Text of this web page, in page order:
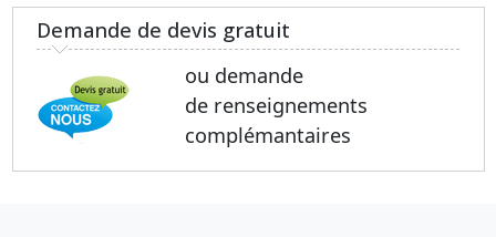
Demande de devis gratuit
ou demande
de renseignements
complémantaires